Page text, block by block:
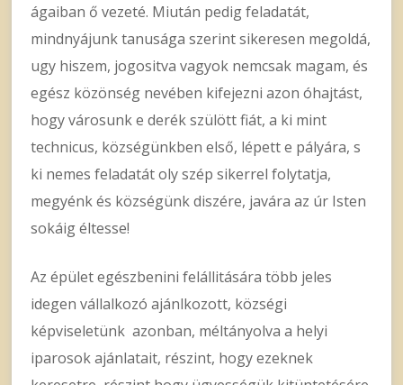
ágaiban ő vezeté. Miután pedig feladatát,
mindnyájunk tanusága szerint sikeresen megoldá,
ugy hiszem, jogositva vagyok nemcsak magam, és
egész közönség nevében kifejezni azon óhajtást,
hogy városunk e derék szülött fiát, a ki mint
technicus, községünkben első, lépett e pályára, s
ki nemes feladatát oly szép sikerrel folytatja,
megyénk és községünk diszére, javára az úr Isten
sokáig éltesse!
Az épület egészbenini felállitására több jeles
idegen vállalkozó ajánlkozott, községi
képviseletünk azonban, méltányolva a helyi
iparosok ajánlatait, részint, hogy ezeknek